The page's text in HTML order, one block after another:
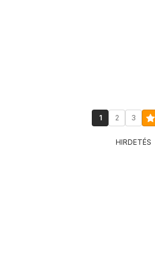
1 2 3
HIRDETÉS